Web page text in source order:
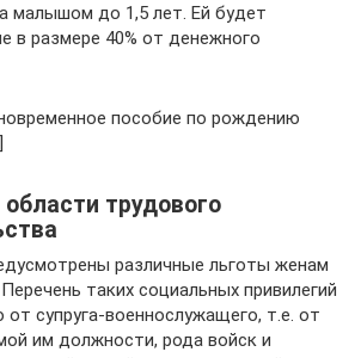
малышом до 1,5 лет. Ей будет
в размере 40% от денежного
пособие по рождению
трудового
различные льготы женам
таких социальных привилегий
от супруга-военнослужащего, т.е. от
им должности, рода войск и